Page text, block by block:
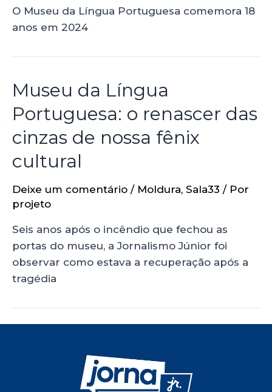
O Museu da Língua Portuguesa comemora 18
anos em 2024
Museu da Língua
Portuguesa: o renascer das
cinzas de nossa fênix
cultural
Deixe um comentário / Moldura, Sala33 / Por
projeto
Seis anos após o incêndio que fechou as
portas do museu, a Jornalismo Júnior foi
observar como estava a recuperação após a
tragédia